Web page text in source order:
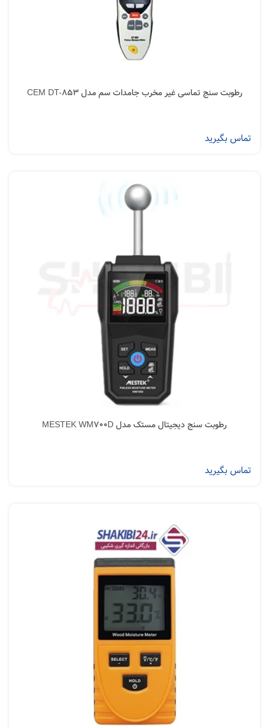
رطوبت سنج تماسی غیر مخرب جامدات سم مدل CEM DT-853
تماس بگیرید
رطوبت سنج دیجیتال مستک مدل MESTEK WM700D
تماس بگیرید